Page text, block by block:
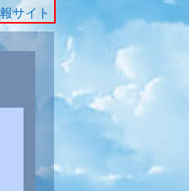
サイト